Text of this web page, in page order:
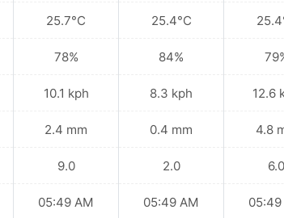
25.7°C
78%
10.1 kph
2.4 mm
9.0
05:49 AM
25.4°C
84%
8.3 kph
0.4 mm
2.0
05:49 AM
12.6
4.8
6.0
05:49